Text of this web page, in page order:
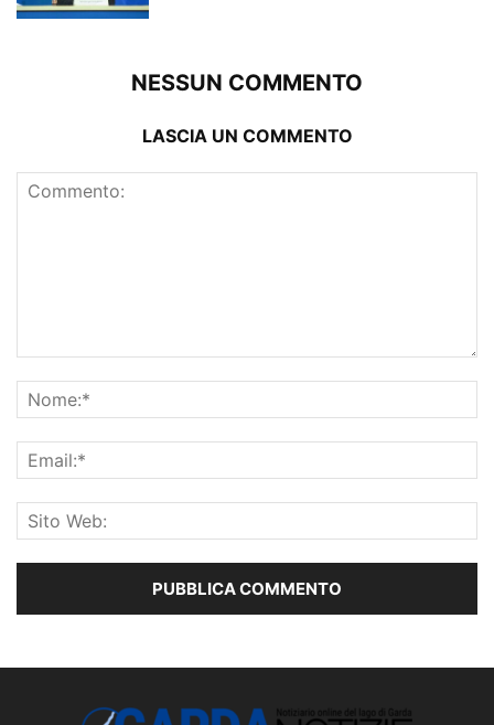
NESSUN COMMENTO
LASCIA UN COMMENTO